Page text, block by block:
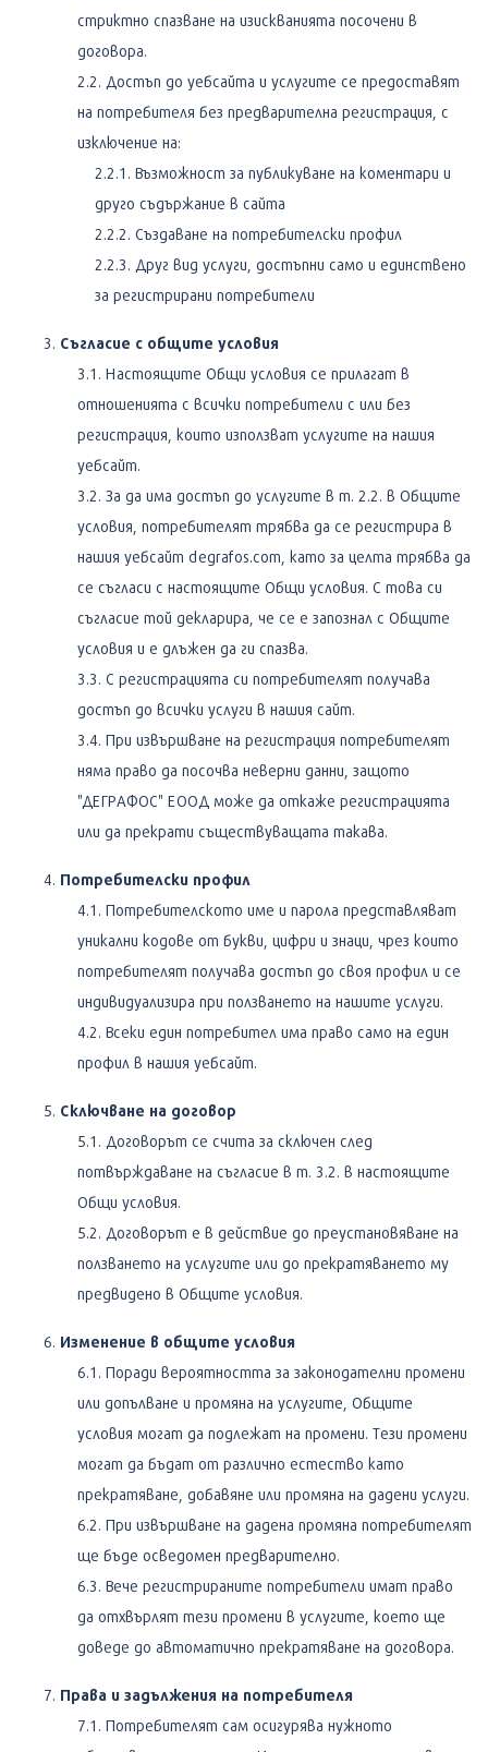
стриктно спазване на изискванията посочени в
договора.
Достъп до уебсайта и услугите се предоставят
на потребителя без предварителна регистрация, с
изключение на:
Възможност за публикуване на коментари и
друго съдържание в сайта
Създаване на потребителски профил
Друг вид услуги, достъпни само и единствено
за регистрирани потребители
Съгласие с общите условия
Настоящите Общи условия се прилагат в
отношенията с всички потребители с или без
регистрация, които използват услугите на нашия
уебсайт.
За да има достъп до услугите в т. 2.2. в Общите
условия, потребителят трябва да се регистрира в
нашия уебсайт degrafos.com, като за целта трябва да
се съгласи с настоящите Общи условия. С това си
съгласие той декларира, че се е запознал с Общите
условия и е длъжен да ги спазва.
С регистрацията си потребителят получава
достъп до всички услуги в нашия сайт.
При извършване на регистрация потребителят
няма право да посочва неверни данни, защото
"ДЕГРАФОС" ЕООД може да откаже регистрацията
или да прекрати съществуващата такава.
Потребителски профил
Потребителското име и парола представляват
уникални кодове от букви, цифри и знаци, чрез които
потребителят получава достъп до своя профил и се
индивидуализира при ползването на нашите услуги.
Всеки един потребител има право само на един
профил в нашия уебсайт.
Сключване на договор
Договорът се счита за сключен след
потвърждаване на съгласие в т. 3.2. в настоящите
Общи условия.
Договорът е в действие до преустановяване на
ползването на услугите или до прекратяването му
предвидено в Общите условия.
Изменение в общите условия
Поради вероятността за законодателни промени
или допълване и промяна на услугите, Общите
условия могат да подлежат на промени. Тези промени
могат да бъдат от различно естество като
прекратяване, добавяне или промяна на дадени услуги.
При извършване на дадена промяна потребителят
ще бъде осведомен предварително.
Вече регистрираните потребители имат право
да отхвърлят тези промени в услугите, което ще
доведе до автоматично прекратяване на договора.
Права и задължения на потребителя
Потребителят сам осигурява нужното